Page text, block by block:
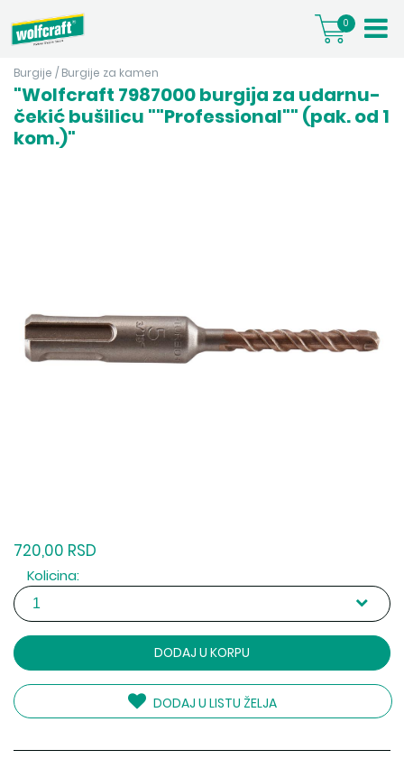
0
Burgije / Burgije za kamen
"Wolfcraft 7987000 burgija za udarnu-
čekić bušilicu ""Professional"" (pak. od 1
kom.)"
720,00 RSD
Kolicina:
DODAJ U KORPU
DODAJ U LISTU ŽELJA